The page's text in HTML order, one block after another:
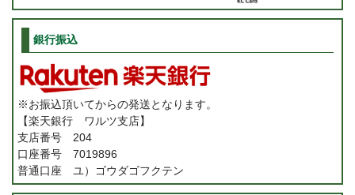
銀行振込
※お振込頂いてからの発送となります。
【楽天銀行 ワルツ支店】
支店番号 204
口座番号 7019896
普通口座 ユ）ゴウダゴフクテン